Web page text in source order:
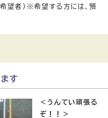
望者）※希望する方には、預
す
＜うんてい頑張る
ぞ！！＞